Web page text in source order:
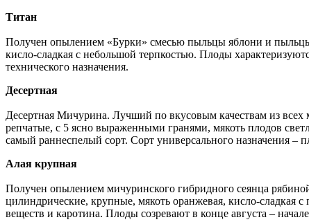
Титан
Получен опылением «Бурки» смесью пыльцы яблони и
кисло-сладкая с небольшой терпкостью. Плоды
технического назначения.
Десертная
Десертная Мичурина. Лучший по вкусовым качествам из
репчатые, с 5 ясно выраженными гранями, мякоть плодов
самый раннеспелый сорт. Сорт универсального назначения –
Алая крупная
Получен опылением мичуринского гибридного сеянца
цилиндрические, крупные, мякоть оранжевая, кисло-сладкая
веществ и каротина. Плоды созревают в конце августа –